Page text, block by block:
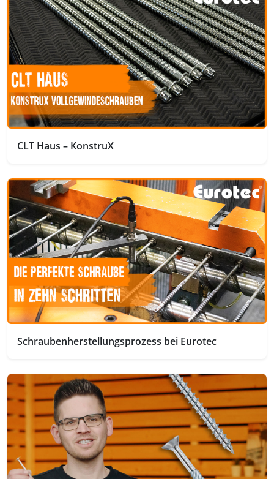
CLT Haus – KonstruX
Schraubenherstellungsprozess bei Eurotec